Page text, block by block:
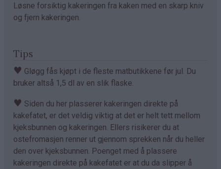
Løsne forsiktig kakeringen fra kaken med en skarp kniv
og fjern kakeringen.
Tips
♥ Gløgg fås kjøpt i de fleste matbutikkene før jul. Du
bruker altså 1,5 dl av en slik flaske.
♥ Siden du her plasserer kakeringen direkte på
kakefatet, er det veldig viktig at det er helt tett mellom
kjeksbunnen og kakeringen. Ellers risikerer du at
ostefromasjen renner ut gjennom sprekken når du heller
den over kjeksbunnen. Poenget med å plassere
kakeringen direkte på kakefatet er at du da slipper å